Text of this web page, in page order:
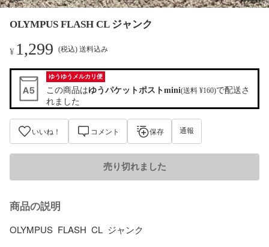
OLYMPUS FLASH CL ジャンク
¥ 1,299 (税込) 送料込み
ゆうゆうメルカリ便
この商品はゆうパケットポストmini(送料 ¥160)で配送さ
れました
いいね！ コメント 保存 通報
売り切れました
商品の説明
OLYMPUS  FLASH  CL  ジャンク